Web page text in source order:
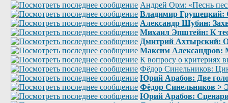
Андрей Орм: «Песнь
Владимир Грушецкий:
Александр Шубин:
Михаил Эпштейн: К
Дмитрий Ахтырский:
Максим Александров:
К вопросу о критериях
Фёдор Синельников:
Юрий Арабов: Две
Фёдор Синельников >
Юрий Арабов: